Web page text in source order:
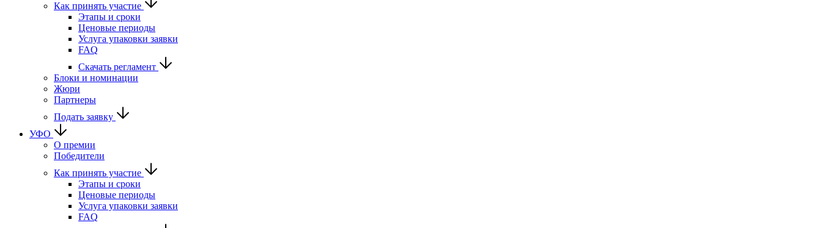
Как принять участие
Этапы и сроки
Ценовые периоды
Услуга упаковки заявки
FAQ
Скачать регламент
Блоки и номинации
Жюри
Партнеры
Подать заявку
УФО
О премии
Победители
Как принять участие
Этапы и сроки
Ценовые периоды
Услуга упаковки заявки
FAQ